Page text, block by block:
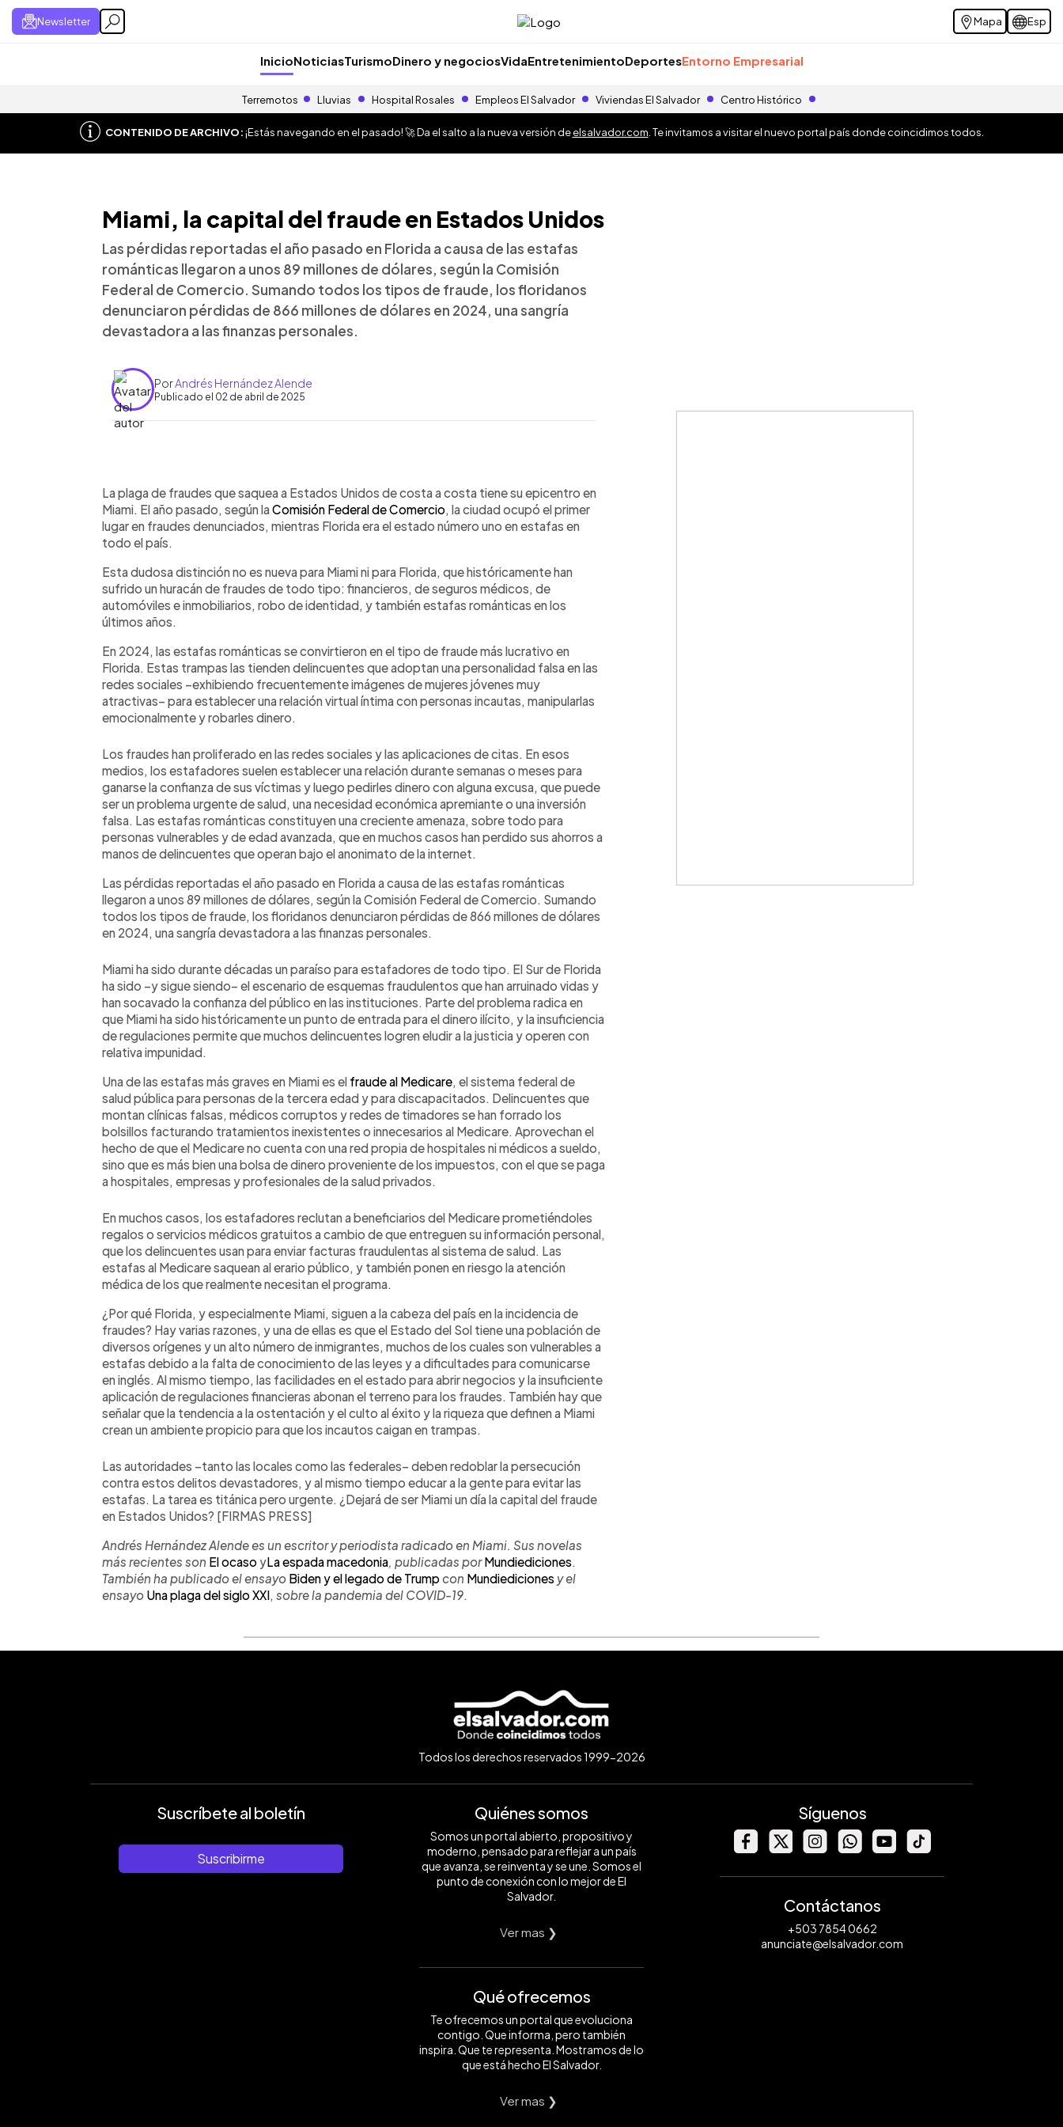
Newsletter Mapa Esp
InicioNoticiasTurismoDinero y negociosVidaEntretenimientoDeportesEntorno Empresarial
Terremotos Lluvias Hospital Rosales Empleos El Salvador Viviendas El Salvador Centro Histórico
CONTENIDO DE ARCHIVO:¡Estás navegando en el pasado! 🚀 Da el salto a la nueva versión deelsalvador.com . Te invitamos a visitar el nuevo portal país donde coincidimos todos.
Miami, la capital del fraude en Estados Unidos
Las pérdidas reportadas el año pasado en Florida a causa de las estafas
románticas llegaron a unos 89 millones de dólares, según la Comisión
Federal de Comercio. Sumando todos los tipos de fraude, los floridanos
denunciaron pérdidas de 866 millones de dólares en 2024, una sangría
devastadora a las finanzas personales.
PorAndrés Hernández Alende
Publicado el 02 de abril de 2025
► Escuchar artículo
La plaga de fraudes que saquea a Estados Unidos de costa a costa tiene su epicentro en
Miami. El año pasado, según laComisión Federal de Comercio, la ciudad ocupó el primer
lugar en fraudes denunciados, mientras Florida era el estado número uno en estafas en
todo el país.
Esta dudosa distinción no es nueva para Miami ni para Florida, que históricamente han
sufrido un huracán de fraudes de todo tipo: financieros, de seguros médicos, de
automóviles e inmobiliarios, robo de identidad, y también estafas románticas en los
últimos años.
En 2024, las estafas románticas se convirtieron en el tipo de fraude más lucrativo en
Florida. Estas trampas las tienden delincuentes que adoptan una personalidad falsa en las
redes sociales –exhibiendo frecuentemente imágenes de mujeres jóvenes muy
atractivas– para establecer una relación virtual íntima con personas incautas, manipularlas
emocionalmente y robarles dinero.
Los fraudes han proliferado en las redes sociales y las aplicaciones de citas. En esos
medios, los estafadores suelen establecer una relación durante semanas o meses para
ganarse la confianza de sus víctimas y luego pedirles dinero con alguna excusa, que puede
ser un problema urgente de salud, una necesidad económica apremiante o una inversión
falsa. Las estafas románticas constituyen una creciente amenaza, sobre todo para
personas vulnerables y de edad avanzada, que en muchos casos han perdido sus ahorros a
manos de delincuentes que operan bajo el anonimato de la internet.
Las pérdidas reportadas el año pasado en Florida a causa de las estafas románticas
llegaron a unos 89 millones de dólares, según la Comisión Federal de Comercio. Sumando
todos los tipos de fraude, los floridanos denunciaron pérdidas de 866 millones de dólares
en 2024, una sangría devastadora a las finanzas personales.
Miami ha sido durante décadas un paraíso para estafadores de todo tipo. El Sur de Florida
ha sido –y sigue siendo– el escenario de esquemas fraudulentos que han arruinado vidas y
han socavado la confianza del público en las instituciones. Parte del problema radica en
que Miami ha sido históricamente un punto de entrada para el dinero ilícito, y la insuficiencia
de regulaciones permite que muchos delincuentes logren eludir a la justicia y operen con
relativa impunidad.
Una de las estafas más graves en Miami es el fraude al Medicare, el sistema federal de
salud pública para personas de la tercera edad y para discapacitados. Delincuentes que
montan clínicas falsas, médicos corruptos y redes de timadores se han forrado los
bolsillos facturando tratamientos inexistentes o innecesarios al Medicare. Aprovechan el
hecho de que el Medicare no cuenta con una red propia de hospitales ni médicos a sueldo,
sino que es más bien una bolsa de dinero proveniente de los impuestos, con el que se paga
a hospitales, empresas y profesionales de la salud privados.
En muchos casos, los estafadores reclutan a beneficiarios del Medicare prometiéndoles
regalos o servicios médicos gratuitos a cambio de que entreguen su información personal,
que los delincuentes usan para enviar facturas fraudulentas al sistema de salud. Las
estafas al Medicare saquean al erario público, y también ponen en riesgo la atención
médica de los que realmente necesitan el programa.
¿Por qué Florida, y especialmente Miami, siguen a la cabeza del país en la incidencia de
fraudes? Hay varias razones, y una de ellas es que el Estado del Sol tiene una población de
diversos orígenes y un alto número de inmigrantes, muchos de los cuales son vulnerables a
estafas debido a la falta de conocimiento de las leyes y a dificultades para comunicarse
en inglés. Al mismo tiempo, las facilidades en el estado para abrir negocios y la insuficiente
aplicación de regulaciones financieras abonan el terreno para los fraudes. También hay que
señalar que la tendencia a la ostentación y el culto al éxito y la riqueza que definen a Miami
crean un ambiente propicio para que los incautos caigan en trampas.
Las autoridades –tanto las locales como las federales– deben redoblar la persecución
contra estos delitos devastadores, y al mismo tiempo educar a la gente para evitar las
estafas. La tarea es titánica pero urgente. ¿Dejará de ser Miami un día la capital del fraude
en Estados Unidos? [FIRMAS PRESS]
Andrés Hernández Alende es un escritor y periodista radicado en Miami. Sus novelas
más recientes son El ocaso yLa espada macedonia, publicadas porMundiediciones.
También ha publicado el ensayo Biden y el legado de Trumpcon Mundiediciones y el
ensayo Una plaga del siglo XXI, sobre la pandemia del COVID-19.
Todos los derechos reservados 1999-2026
Suscríbete al boletín
Suscribirme
Quiénes somos
Somos un portal abierto, propositivo y
moderno, pensado para reflejar a un país
que avanza, se reinventa y se une. Somos el
punto de conexión con lo mejor de El
Salvador.
Ver mas ❯
Qué ofrecemos
Te ofrecemos un portal que evoluciona
contigo. Que informa, pero también
inspira. Que te representa. Mostramos de lo
que está hecho El Salvador.
Ver mas ❯
Síguenos
Contáctanos
+503 7854 0662
anunciate@elsalvador.com